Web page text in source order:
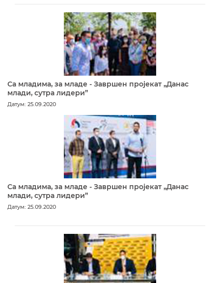
Са младима, за младе - Завршен пројекат „Данас
млади, сутра лидери”
Датум: 25.09.2020
Са младима, за младе - Завршен пројекат „Данас
млади, сутра лидери”
Датум: 25.09.2020